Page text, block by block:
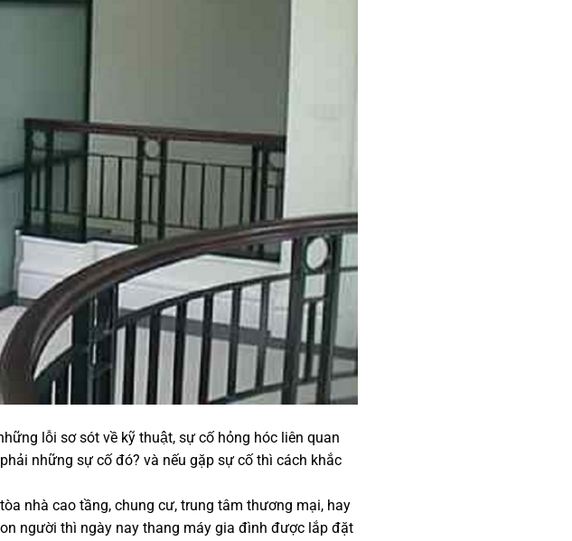
lỗi sơ sót về kỹ thuật, sự cố hỏng hóc liên quan
những sự cố đó? và nếu gặp sự cố thì cách khắc
nhà cao tầng, chung cư, trung tâm thương mại, hay
người thì ngày nay thang máy gia đình được lắp đặt